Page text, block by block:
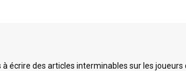
écrire des articles interminables sur les joueurs